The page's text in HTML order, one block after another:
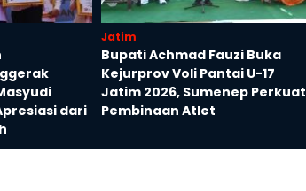
dari
Jatim
Bupati Achmad Fauzi Buka
Kejurprov Voli Pantai U-17
Jatim 2026, Sumenep Perkuat
Pembinaan Atlet